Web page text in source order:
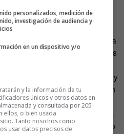
del icono con playera rosa
también es una denuncia. “La
temas tabúes… El sexo es
en las más avanzadas, lo
es que existen los condones, y
les gusta hablar del asunto con
tiene mucho poder en esta
va deshojando. “’Las niñas
la moral mexicana. Y luego
personalizados, medición de
investigación de audiencia y
en un dispositivo y/o
y la información de tu
únicos y otros datos en
y consultada por 205
ellos, o bien usada
Tanto nosotros como
usar datos precisos de